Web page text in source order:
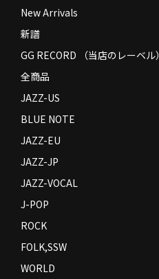
New Arrivals
新譜
GG RECORD （当店のレーベル）
全商品
JAZZ-US
BLUE NOTE
JAZZ-EU
JAZZ-JP
JAZZ-VOCAL
J-POP
ROCK
FOLK,SSW
WORLD